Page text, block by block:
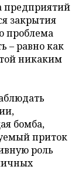
предприятий
закрытия
проблема
– равно как
никаким
бомба,
приток
роль